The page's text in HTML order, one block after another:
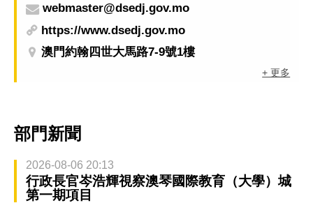
webmaster@dsedj.gov.mo
https://www.dsedj.gov.mo
澳門約翰四世大馬路7-9號1樓
+ 更多
部門新聞
2026-08-06 20:13
行政長官岑浩輝視察澳琴國際教育（大學）城
第一期項目